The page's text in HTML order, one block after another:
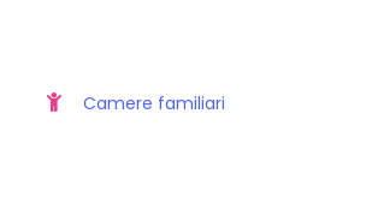
Camere familiari